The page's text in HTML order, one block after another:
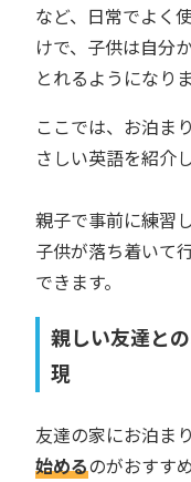
など、日常でよく
けで、子供は自分
とれるようになりま
ここでは、お泊ま
さしい英語を紹介し
親子で事前に練習
子供が落ち着いて
できます。
親しい友達と
現
友達の家にお泊ま
始めるのがおすす